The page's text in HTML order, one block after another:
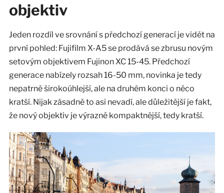
objektiv
Jeden rozdíl ve srovnání s předchozí generací je vidět na
první pohled: Fujifilm X-A5 se prodává se zbrusu novým
setovým objektivem Fujinon XC 15-45. Předchozí
generace nabízely rozsah 16-50 mm, novinka je tedy
nepatrně širokoúhlejší, ale na druhém konci o něco
kratší. Nijak zásadně to asi nevadí, ale důležitější je fakt,
že nový objektiv je výrazně kompaktnější, tedy kratší.